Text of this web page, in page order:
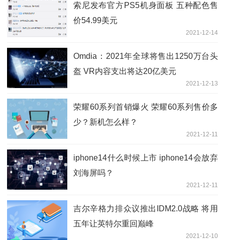
索尼发布官方PS5机身面板 五种配色售
价54.99美元
2021-12-14
Omdia：2021年全球将售出1250万台头
盔 VR内容支出将达20亿美元
2021-12-13
荣耀60系列首销爆火 荣耀60系列售价多
少？新机怎么样？
2021-12-11
iphone14什么时候上市 iphone14会放弃
刘海屏吗？
2021-12-11
吉尔辛格力排众议推出IDM2.0战略 将用
五年让英特尔重回巅峰
2021-12-10